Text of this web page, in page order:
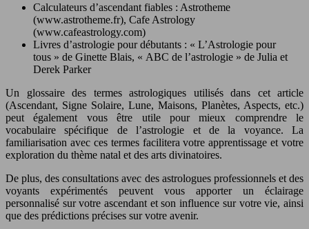
Calculateurs d’ascendant fiables : Astrotheme
(www.astrotheme.fr), Cafe Astrology
(www.cafeastrology.com)
Livres d’astrologie pour débutants : « L’Astrologie pour
tous » de Ginette Blais, « ABC de l’astrologie » de Julia et
Derek Parker
Un glossaire des termes astrologiques utilisés dans cet article
(Ascendant, Signe Solaire, Lune, Maisons, Planètes, Aspects, etc.)
peut également vous être utile pour mieux comprendre le
vocabulaire spécifique de l’astrologie et de la voyance. La
familiarisation avec ces termes facilitera votre apprentissage et votre
exploration du thème natal et des arts divinatoires.
De plus, des consultations avec des astrologues professionnels et des
voyants expérimentés peuvent vous apporter un éclairage
personnalisé sur votre ascendant et son influence sur votre vie, ainsi
que des prédictions précises sur votre avenir.